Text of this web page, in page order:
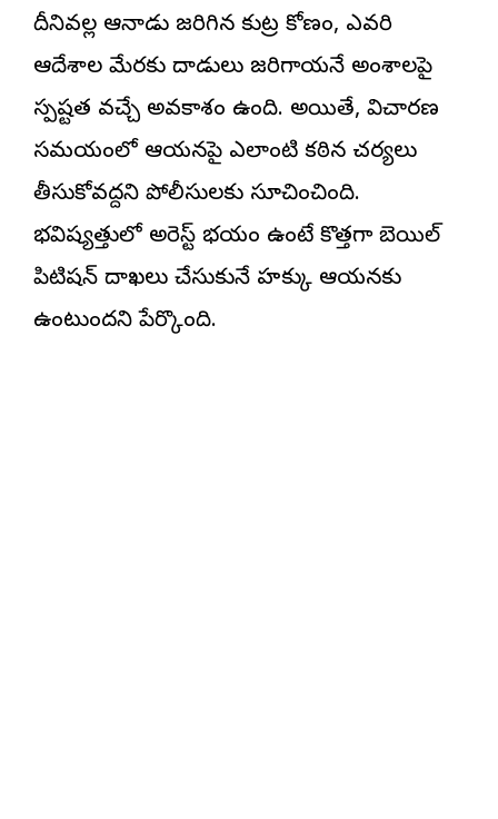
దీనివల్ల ఆనాడు జరిగిన కుట్ర కోణం, ఎవరి
ఆదేశాల మేరకు దాడులు జరిగాయనే అంశాలపై
స్పష్టత వచ్చే అవకాశం ఉంది. అయితే, విచారణ
సమయంలో ఆయనపై ఎలాంటి కఠిన చర్యలు
తీసుకోవద్దని పోలీసులకు సూచించింది.
భవిష్యత్తులో అరెస్ట్ భయం ఉంటే కొత్తగా బెయిల్
పిటిషన్ దాఖలు చేసుకునే హక్కు ఆయనకు
ఉంటుందని పేర్కొంది.